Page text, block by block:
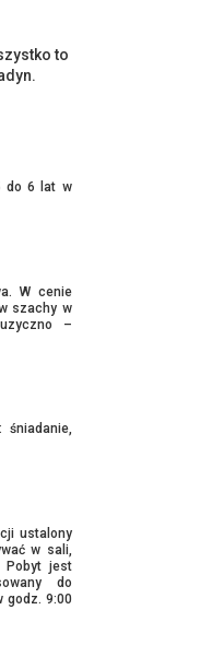
to
do 6 lat w
W cenie
szachy w
–
śniadanie,
ustalony
w sali,
Pobyt jest
do
godz. 9:00